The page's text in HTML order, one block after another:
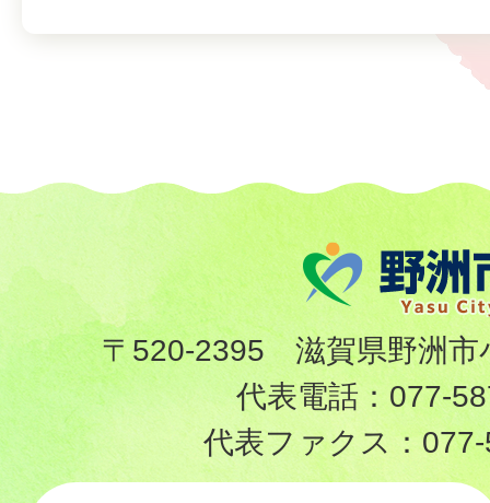
〒520-2395 滋賀県野洲市
代表電話： 077-
代表ファクス：